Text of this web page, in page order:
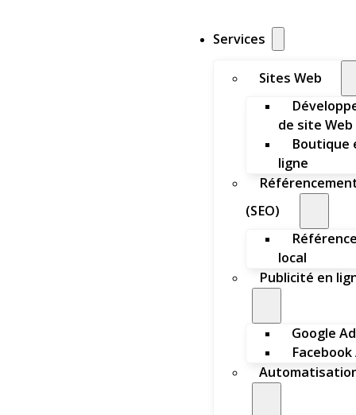
Services
Sites Web
de site Web
Boutique
ligne
(SEO)
local
Publicité en
Google
Facebook